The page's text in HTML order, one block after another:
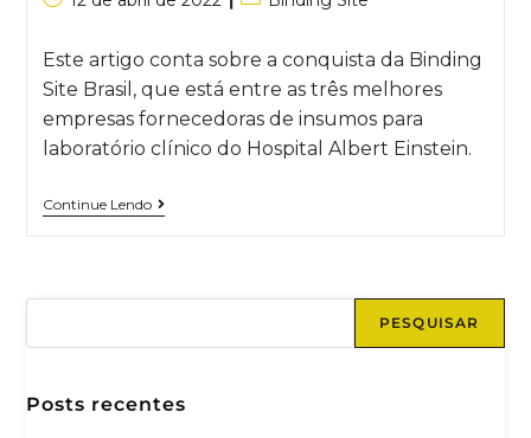
Este artigo conta sobre a conquista da Binding
Site Brasil, que está entre as três melhores
empresas fornecedoras de insumos para
laboratório clínico do Hospital Albert Einstein.
Continue Lendo
PESQUISAR
Posts recentes